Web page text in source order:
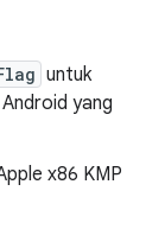
untuk
yang
x86 KMP